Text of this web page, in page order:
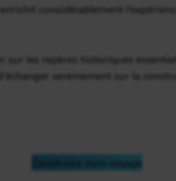
considérablement
sur les repères historiques
sereinement sur la
Construire mon voyage